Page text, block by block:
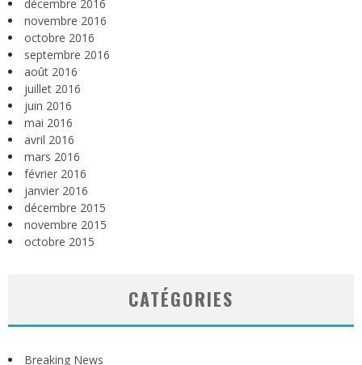
décembre 2016
novembre 2016
octobre 2016
septembre 2016
août 2016
juillet 2016
juin 2016
mai 2016
avril 2016
mars 2016
février 2016
janvier 2016
décembre 2015
novembre 2015
octobre 2015
CATÉGORIES
Breaking News